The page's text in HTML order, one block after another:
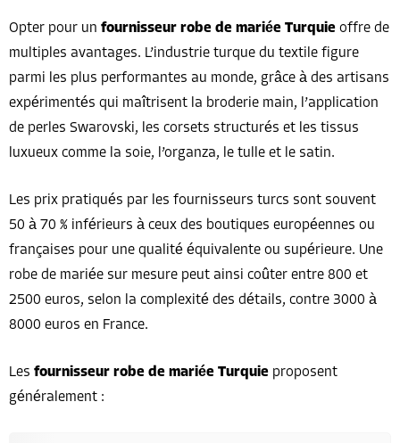
Opter pour un fournisseur robe de mariée Turquie offre de
multiples avantages. L’industrie turque du textile figure
parmi les plus performantes au monde, grâce à des artisans
expérimentés qui maîtrisent la broderie main, l’application
de perles Swarovski, les corsets structurés et les tissus
luxueux comme la soie, l’organza, le tulle et le satin.
Les prix pratiqués par les fournisseurs turcs sont souvent
50 à 70 % inférieurs à ceux des boutiques européennes ou
françaises pour une qualité équivalente ou supérieure. Une
robe de mariée sur mesure peut ainsi coûter entre 800 et
2500 euros, selon la complexité des détails, contre 3000 à
8000 euros en France.
Les fournisseur robe de mariée Turquie proposent
généralement :